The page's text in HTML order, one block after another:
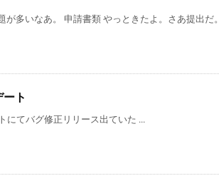
が多いなあ。 申請書類 やっときたよ。さあ提出だ。
ト
にてバグ修正リリース出ていた ...